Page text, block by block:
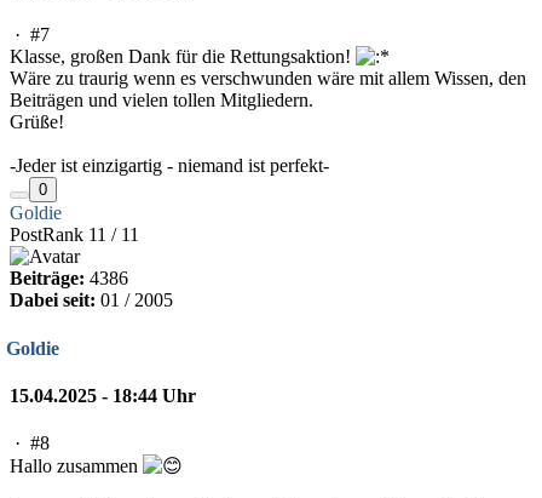
· #7
Klasse, großen Dank für die Rettungsaktion!
Wäre zu traurig wenn es verschwunden wäre mit allem Wissen, den
Beiträgen und vielen tollen Mitgliedern.
Grüße!
-Jeder ist einzigartig - niemand ist perfekt-
0
Goldie
PostRank 11 / 11
Beiträge: 4386
Dabei seit: 01 / 2005
Goldie
15.04.2025 - 18:44 Uhr
· #8
Hallo zusammen